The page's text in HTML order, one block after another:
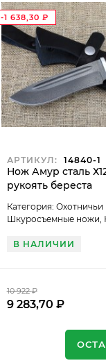
-1 638,30 ₽
АРТИКУЛ: 14840-1
Нож Амур сталь
рукоять береста
Категория: Охотничьи
Шкуросъемные ножи,
В НАЛИЧИИ
10 922₽
9 283,70 ₽